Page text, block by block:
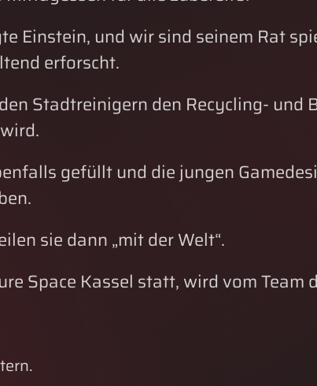
Einstein, und wir sind seinem Rat
erforscht.
Stadtreinigern den Recycling- und
gefüllt und die jungen
sie dann „mit der Welt“.
Space Kassel statt, wird vom Team